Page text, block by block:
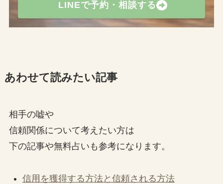
LINEで予約・相談する
あわせて読みたい記事
相手の嘘や
信頼関係について考えたい方は
下の記事や無料占いも参考になります。
信用を獲得する方法と信頼される方法